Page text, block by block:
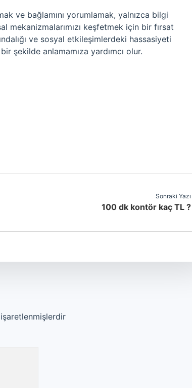
ve bağlamını yorumlamak, yalnızca bilgi
keşfetmek için bir fırsat
ve sosyal etkileşimlerdeki hassasiyeti
şekilde anlamamıza yardımcı olur.
Sonraki Yazı
100 dk kontör kaç TL ?